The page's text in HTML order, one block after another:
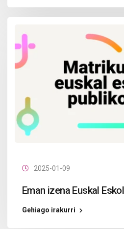
2025-01-09
Eman izena Euskal
Gehiago irakurri